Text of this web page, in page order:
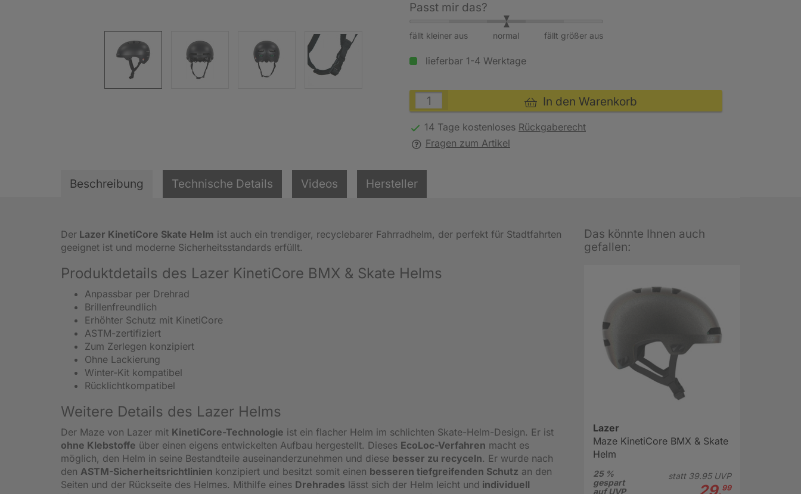
Passt mir das?
fällt kleiner aus fällt größer aus
normal
lieferbar 1-4 Werktage
In den Warenkorb
14 Tage kostenloses Rückgaberecht
Fragen zum Artikel
Beschreibung Technische Details Videos Hersteller
Der Lazer KinetiCore Skate Helm ist auch ein trendiger, recyclebarer Fahrradhelm, der perfekt für Stadtfahrten
geeignet ist und moderne Sicherheitsstandards erfüllt.
Produktdetails des Lazer KinetiCore BMX & Skate Helms
Anpassbar per Drehrad
Brillenfreundlich
Erhöhter Schutz mit KinetiCore
ASTM-zertifiziert
Zum Zerlegen konzipiert
Ohne Lackierung
Winter-Kit kompatibel
Rücklichtkompatibel
Weitere Details des Lazer Helms
Der Maze von Lazer mit KinetiCore-Technologie ist ein flacher Helm im schlichten Skate-Helm-Design. Er ist
ohne Klebstoffe über einen eigens entwickelten Aufbau hergestellt. Dieses EcoLoc-Verfahren macht es
möglich, den Helm in seine Bestandteile auseinanderzunehmen und diese besser zu recyceln. Er wurde nach
den ASTM-Sicherheitsrichtlinien konzipiert und besitzt somit einen besseren tiefgreifenden Schutz an den
Seiten und der Rückseite des Helmes. Mithilfe eines Drehrades lässt sich der Helm leicht und individuell
Das könnte Ihnen auch
gefallen:
Lazer
Maze KinetiCore BMX & Skate
Helm
25 %
gespart
auf UVP
statt 39.95UVP
99